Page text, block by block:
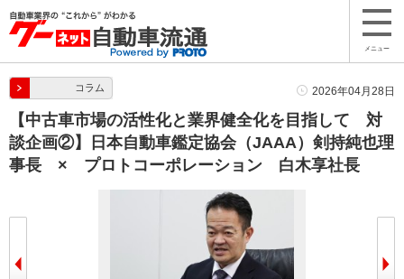
メニュー
コラム 2026年04月28日
【中古車市場の活性化と業界健全化を目指して 対
談企画②】日本自動車鑑定協会（JAAA）剣持純也理
事長 × プロトコーポレーション 白木享社長